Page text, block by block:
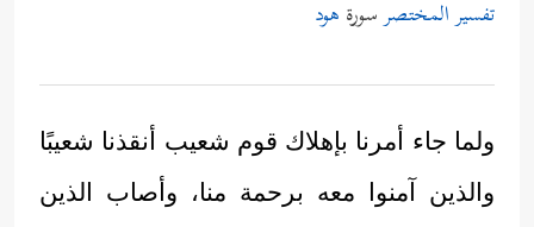
تفسير المختصرسورة هود
ولما جاء أمرنا بإهلاك قوم شعيب أنقذنا شعيبًا
والذين آمنوا معه برحمة منا، وأصاب الذين